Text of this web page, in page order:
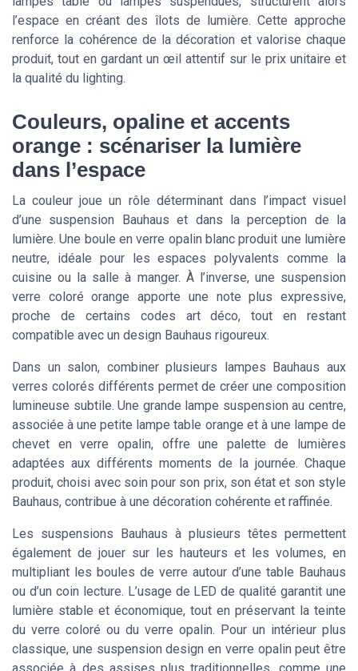
l’espace en créant des îlots de lumière. Cette approche
renforce la cohérence de la décoration et valorise chaque
produit, tout en gardant un œil attentif sur le prix unitaire et
la qualité du lighting.
Couleurs, opaline et accents
orange : scénariser la lumière
dans l’espace
La couleur joue un rôle déterminant dans l’impact visuel
d’une suspension Bauhaus et dans la perception de la
lumière. Une boule en verre opalin blanc produit une lumière
neutre, idéale pour les espaces polyvalents comme la
cuisine ou la salle à manger. À l’inverse, une suspension
verre coloré orange apporte une note plus expressive,
proche de certains codes art déco, tout en restant
compatible avec un design Bauhaus rigoureux.
Dans un salon, combiner plusieurs lampes Bauhaus aux
verres colorés différents permet de créer une composition
lumineuse subtile. Une grande lampe suspension au centre,
associée à une petite lampe table orange et à une lampe de
chevet en verre opalin, offre une palette de lumières
adaptées aux différents moments de la journée. Chaque
produit, choisi avec soin pour son prix, son état et son style
Bauhaus, contribue à une décoration cohérente et raffinée.
Les suspensions Bauhaus à plusieurs têtes permettent
également de jouer sur les hauteurs et les volumes, en
multipliant les boules de verre autour d’une table Bauhaus
ou d’un coin lecture. L’usage de LED de qualité garantit une
lumière stable et économique, tout en préservant la teinte
du verre coloré ou du verre opalin. Pour un intérieur plus
classique, une suspension design en verre opalin peut être
associée à des assises plus traditionnelles, comme une